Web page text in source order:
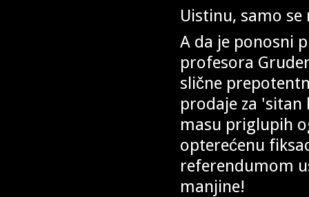
Uistinu, samo
A da je ponosni
profesora
slične
prodaje za
masu priglupih
opterećenu
referendumom
manjine!